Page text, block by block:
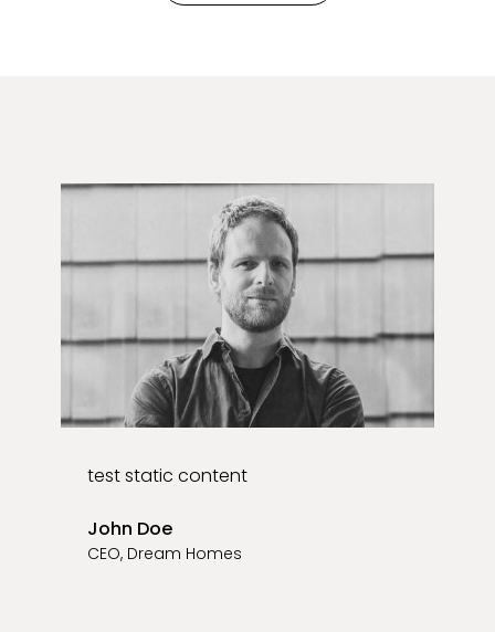
test static content
John Doe
CEO, Dream Homes